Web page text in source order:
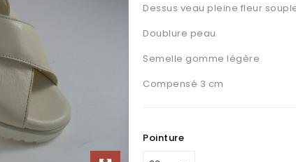
Dessus veau pleine fleur
Doublure peau
Semelle gomme légère
Compensé 3 cm
Pointure